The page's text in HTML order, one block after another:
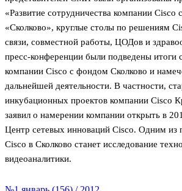
«Развитие сотрудничества компании
«Сколково», круглые столы по решениям
связи, совместной работы, ЦОДов и
пресс-конференции были подведены итоги
компании Cisco с фондом Сколково и
дальнейшей деятельности. В частности,
инкубационных проектов компании Cisco
заявил о намерении компании открыть в
Центр сетевых инноваций Cisco. Одним из
Cisco в Сколково станет исследование
видеоаналитики.